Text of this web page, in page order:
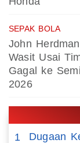
SEPAK BOLA
John
Wasit Usai
Gagal ke
2026
1
Dugaan